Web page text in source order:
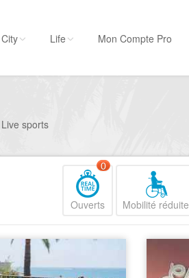
Musées, ...
Sortir
Mode, ...
City Life Mon Compte Pro
sports
Ouverts
0
Mobilité réduite